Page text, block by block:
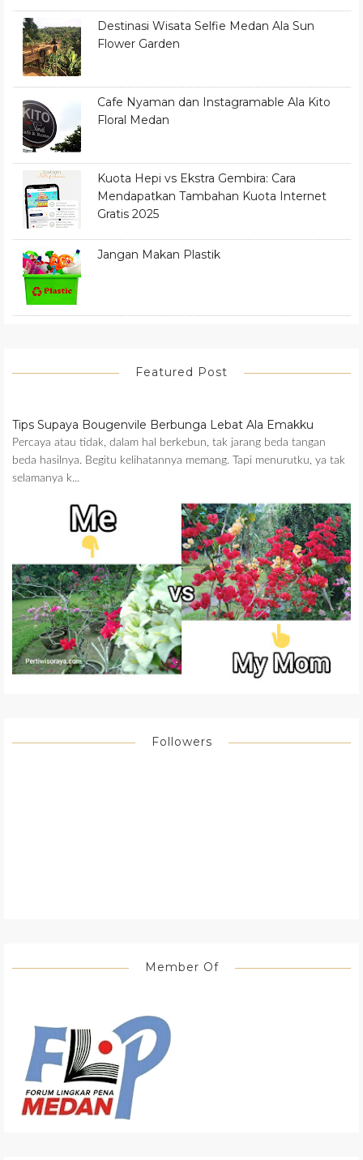
Destinasi Wisata Selfie Medan Ala Sun
Flower Garden
Cafe Nyaman dan Instagramable Ala Kito
Floral Medan
Kuota Hepi vs Ekstra Gembira: Cara
Mendapatkan Tambahan Kuota Internet
Gratis 2025
Jangan Makan Plastik
Featured Post
Tips Supaya Bougenvile Berbunga Lebat Ala Emakku
Percaya atau tidak, dalam hal berkebun, tak jarang beda tangan
beda hasilnya. Begitu kelihatannya memang. Tapi menurutku, ya tak
selamanya k...
Followers
Member Of